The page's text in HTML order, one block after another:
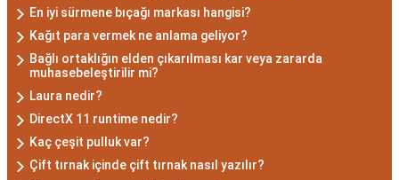
kararlılıkla çalışan bireylerdir. Aynı zamanda,
zekalarını ve keskin gözlem yeteneklerini
kullanarak çözüm odaklıdırlar.
Akrep Burcu Erkeği
Özellikleri: Güçlü ve
Karizmatik
En iyi sürmene bıçağı markası hangisi?
Kağıt para vermek ne anlama geliyor?
Bağlı ortaklığın elden çıkarılması kar veya zararda
muhasebeleştirilir mi?
Laura nedir?
DirectX 11 runtime nedir?
Kaç çeşit pulluk var?
Çift tırnak içinde çift tırnak nasıl yazılır?